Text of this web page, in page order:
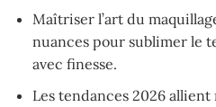
Maîtriser l’art du
nuances pour sublimer le
avec finesse.
Les tendances 2026